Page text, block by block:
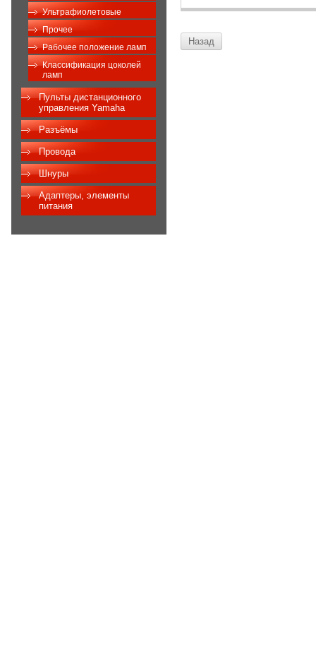
Ультрафиолетовые
Прочее
Рабочее положение ламп
Классификация цоколей
ламп
Пульты дистанционного
управления Yamaha
Разъёмы
Провода
Шнуры
Адаптеры, элементы
питания
Назад